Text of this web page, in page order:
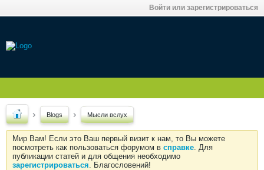
Войти или зарегистрироваться
Blogs Мысли вслух
Мир Вам! Если это Ваш первый визит к нам, то Вы можете
посмотреть как пользоваться форумом в справке. Для
публикации статей и для общения необходимо
зарегистрироваться. Благословений!